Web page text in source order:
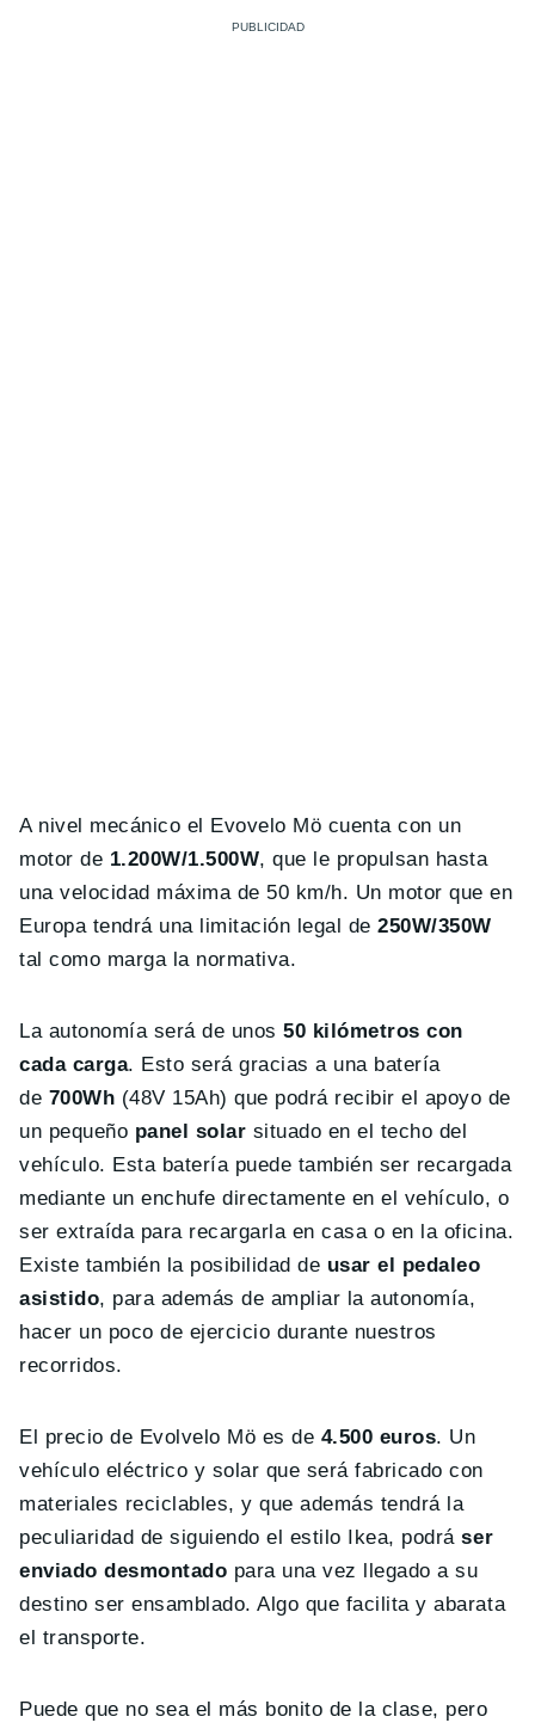
A nivel mecánico el Evovelo Mö cuenta con un
motor de 1.200W/1.500W, que le propulsan hasta
una velocidad máxima de 50 km/h. Un motor que en
Europa tendrá una limitación legal de250W/350W
tal como marga la normativa.
La autonomía será de unos 50 kilómetros con
cada carga. Esto será gracias a una batería
de 700Wh (48V 15Ah) que podrá recibir el apoyo de
un pequeño panel solar situado en el techo del
vehículo. Esta batería puede también ser recargada
mediante un enchufe directamente en el vehículo, o
ser extraída para recargarla en casa o en la oficina.
Existe también la posibilidad de usar el pedaleo
asistido, para además de ampliar la autonomía,
hacer un poco de ejercicio durante nuestros
recorridos.
El precio de Evolvelo Mö es de 4.500 euros. Un
vehículo eléctrico y solar que será fabricado con
materiales reciclables, y que además tendrá la
peculiaridad de siguiendo el estilo Ikea, podráser
enviado desmontado para una vez llegado a su
destino ser ensamblado. Algo que facilita y abarata
el transporte.
Puede que no sea el más bonito de la clase, pero